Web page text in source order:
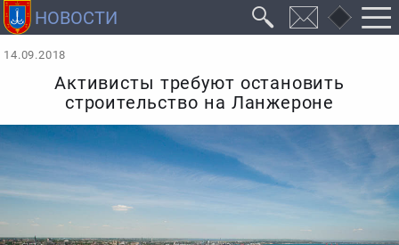
14.09.2018
Активисты требуют остановить
строительство на Ланжероне